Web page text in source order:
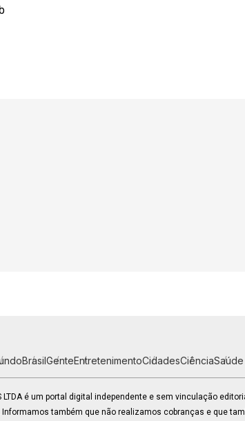
BrasilGenteEntretenimentoCidadesCiênciaSaúde
LTDA é um portal digital independente e sem vinculação
também que não realizamos cobranças e que